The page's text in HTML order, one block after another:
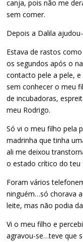
canja, pois não me
sem comer.
Depois a Dalila
Estava de rastos
os segundos após o
contacto pele a pele,
sem conhecer o meu
de incubadoras,
meu Rodrigo.
Só vi o meu filho pela
madrinha que tinha
ali me deixou
o estado crítico do teu
Foram vários
ninguém…só chorava
leite, mas não podia
Vi o meu filho e
agravou-se…teve que